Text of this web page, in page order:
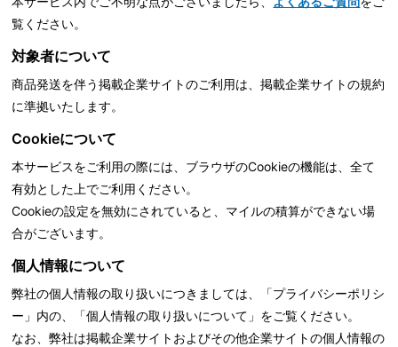
覧ください。
対象者について
商品発送を伴う掲載企業サイトのご利用は、掲載企業サイトの規約
に準拠いたします。
Cookieについて
本サービスをご利用の際には、ブラウザのCookieの機能は、全て
有効とした上でご利用ください。
Cookieの設定を無効にされていると、マイルの積算ができない場
合がございます。
個人情報について
弊社の個人情報の取り扱いにつきましては、「プライバシーポリシ
ー」内の、「個人情報の取り扱いについて」をご覧ください。
なお、弊社は掲載企業サイトおよびその他企業サイトの個人情報の